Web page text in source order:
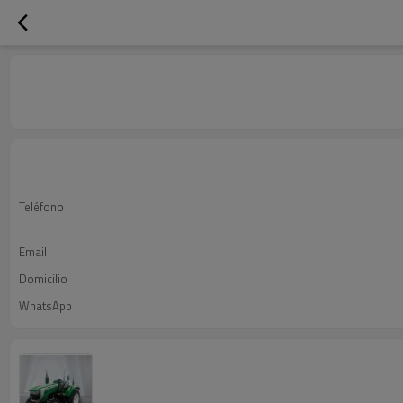
Teléfono
Email
Domicilio
WhatsApp